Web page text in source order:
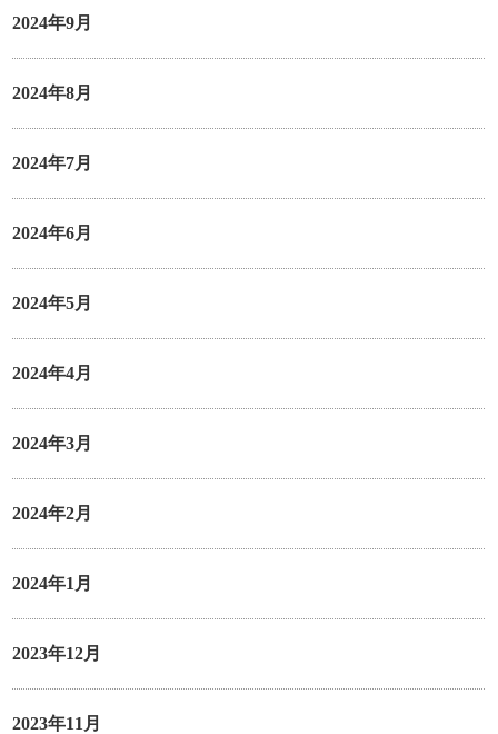
2024年9月
2024年8月
2024年7月
2024年6月
2024年5月
2024年4月
2024年3月
2024年2月
2024年1月
2023年12月
2023年11月